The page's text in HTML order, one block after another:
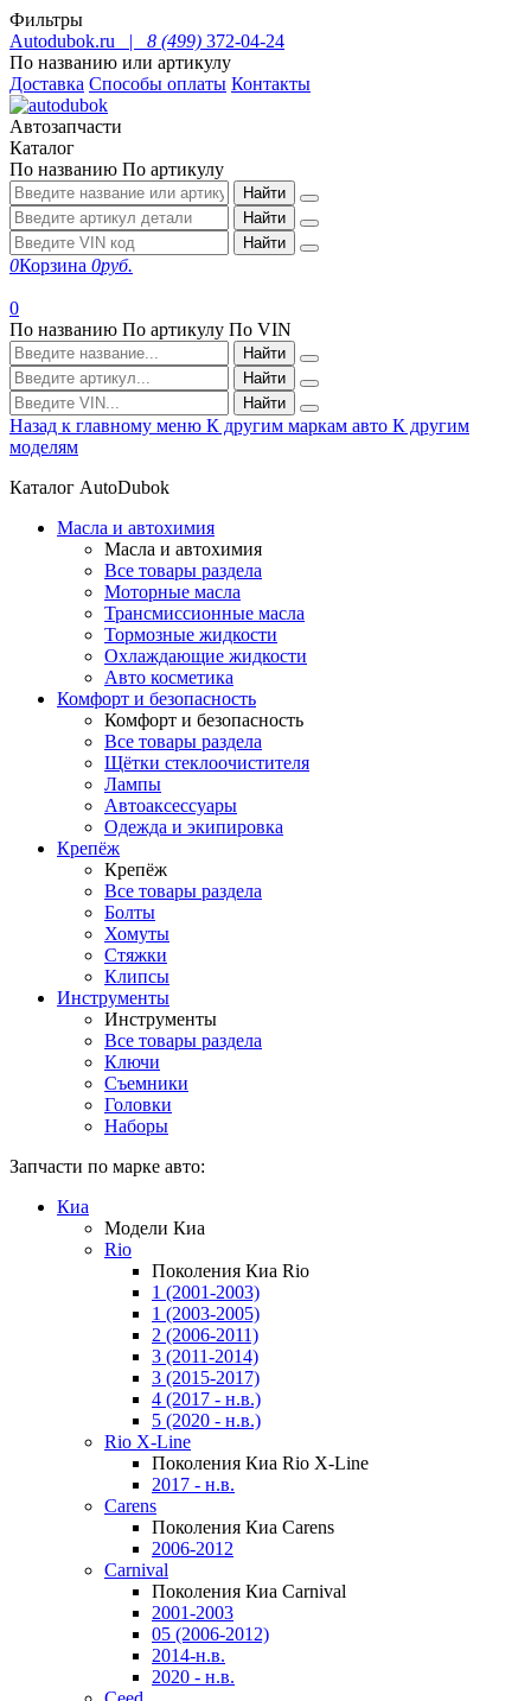
Фильтры
Autodubok.ru |
8 (499) 372-04-24
По названию или артикулу
Доставка Способы оплаты Контакты
Автозапчасти
Каталог
По названию По артикулу
Найти
Найти
Найти
0Корзина 0руб.
0
По названию По артикулу По VIN
Найти
Найти
Найти
Назад к главному меню К другим маркам авто К другим
моделям
Каталог AutoDubok
Масла и автохимия
Масла и автохимия
Все товары раздела
Моторные масла
Трансмиссионные масла
Тормозные жидкости
Охлаждающие жидкости
Авто косметика
Комфорт и безопасность
Комфорт и безопасность
Все товары раздела
Щётки стеклоочистителя
Лампы
Автоаксессуары
Одежда и экипировка
Крепёж
Крепёж
Все товары раздела
Болты
Хомуты
Стяжки
Клипсы
Инструменты
Инструменты
Все товары раздела
Ключи
Съемники
Головки
Наборы
Запчасти по марке авто:
Киа
Модели Киа
Rio
Поколения Киа Rio
1 (2001-2003)
1 (2003-2005)
2 (2006-2011)
3 (2011-2014)
3 (2015-2017)
4 (2017 - н.в.)
5 (2020 - н.в.)
Rio X-Line
Поколения Киа Rio X-Line
2017 - н.в.
Carens
Поколения Киа Carens
2006-2012
Carnival
Поколения Киа Carnival
2001-2003
05 (2006-2012)
2014-н.в.
2020 - н.в.